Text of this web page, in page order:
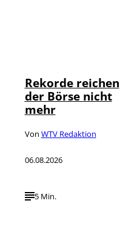
Rekorde reichen
der Börse nicht
mehr
Von WTV Redaktion
06.08.2026
5 Min.